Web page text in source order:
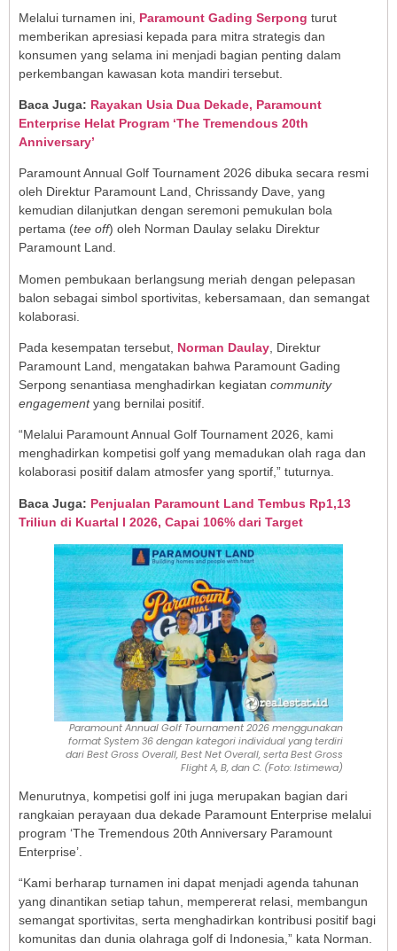
Melalui turnamen ini, Paramount Gading Serpong turut
memberikan apresiasi kepada para mitra strategis dan
konsumen yang selama ini menjadi bagian penting dalam
perkembangan kawasan kota mandiri tersebut.
Baca Juga: Rayakan Usia Dua Dekade, Paramount
Enterprise Helat Program ‘The Tremendous 20th
Anniversary’
Paramount Annual Golf Tournament 2026 dibuka secara resmi
oleh Direktur Paramount Land, Chrissandy Dave, yang
kemudian dilanjutkan dengan seremoni pemukulan bola
pertama (tee off) oleh Norman Daulay selaku Direktur
Paramount Land.
Momen pembukaan berlangsung meriah dengan pelepasan
balon sebagai simbol sportivitas, kebersamaan, dan semangat
kolaborasi.
Pada kesempatan tersebut, Norman Daulay , Direktur
Paramount Land, mengatakan bahwa Paramount Gading
Serpong senantiasa menghadirkan kegiatan community
engagementyang bernilai positif.
“Melalui Paramount Annual Golf Tournament 2026, kami
menghadirkan kompetisi golf yang memadukan olah raga dan
kolaborasi positif dalam atmosfer yang sportif,” tuturnya.
Baca Juga: Penjualan Paramount Land Tembus Rp1,13
Triliun di Kuartal I 2026, Capai 106% dari Target
Paramount Annual Golf Tournament 2026 menggunakan
format System 36 dengan kategori individual yang terdiri
dari Best Gross Overall, Best Net Overall, serta Best Gross
Flight A, B, dan C. (Foto: Istimewa)
Menurutnya, kompetisi golf ini juga merupakan bagian dari
rangkaian perayaan dua dekade Paramount Enterprise melalui
program ‘The Tremendous 20th Anniversary Paramount
Enterprise’.
“Kami berharap turnamen ini dapat menjadi agenda tahunan
yang dinantikan setiap tahun, mempererat relasi, membangun
semangat sportivitas, serta menghadirkan kontribusi positif bagi
komunitas dan dunia olahraga golf di Indonesia,” kata Norman.